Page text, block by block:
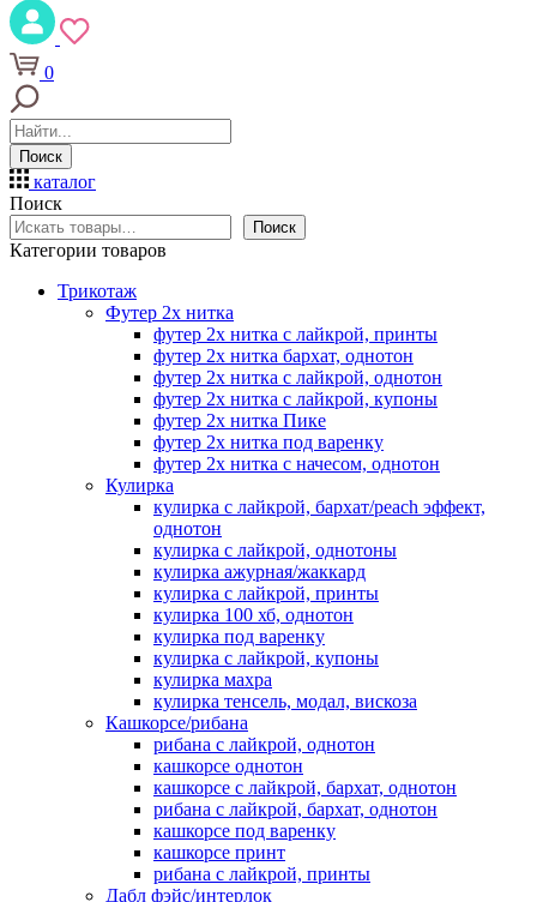
0
Поиск
каталог
Поиск
Поиск
Категории товаров
Трикотаж
Футер 2х нитка
футер 2х нитка с лайкрой, принты
футер 2х нитка бархат, однотон
футер 2х нитка с лайкрой, однотон
футер 2х нитка с лайкрой, купоны
футер 2х нитка Пике
футер 2х нитка под варенку
футер 2х нитка с начесом, однотон
Кулирка
кулирка с лайкрой, бархат/peach эффект,
однотон
кулирка с лайкрой, однотоны
кулирка ажурная/жаккард
кулирка с лайкрой, принты
кулирка 100 хб, однотон
кулирка под варенку
кулирка с лайкрой, купоны
кулирка махра
кулирка тенсель, модал, вискоза
Кашкорсе/рибана
рибана с лайкрой, однотон
кашкорсе однотон
кашкорсе с лайкрой, бархат, однотон
рибана с лайкрой, бархат, однотон
кашкорсе под варенку
кашкорсе принт
рибана с лайкрой, принты
Дабл фэйс/интерлок